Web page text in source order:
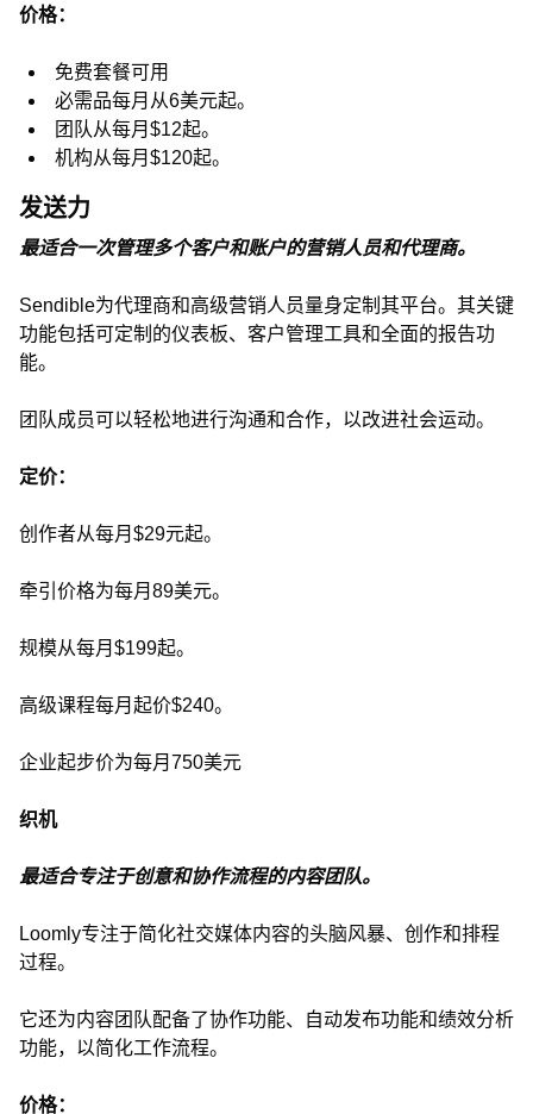
价格：
免费套餐可用
必需品每月从6美元起。
团队从每月$12起。
机构从每月$120起。
发送力
最适合一次管理多个客户和账户的营销人员和代理商。
Sendible为代理商和高级营销人员量身定制其平台。其关键
功能包括可定制的仪表板、客户管理工具和全面的报告功
能。
团队成员可以轻松地进行沟通和合作，以改进社会运动。
定价：
创作者从每月$29元起。
牵引价格为每月89美元。
规模从每月$199起。
高级课程每月起价$240。
企业起步价为每月750美元
织机
最适合专注于创意和协作流程的内容团队。
Loomly专注于简化社交媒体内容的头脑风暴、创作和排程
过程。
它还为内容团队配备了协作功能、自动发布功能和绩效分析
功能，以简化工作流程。
价格：